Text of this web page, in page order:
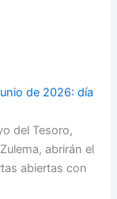
de 2026: día
del Tesoro,
abrirán el
abiertas con